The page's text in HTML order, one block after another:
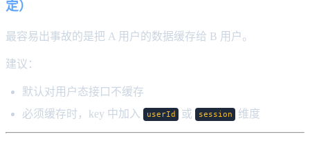
定）
最容易出事故的是把 A 用户的数据缓存给 B 用户。
建议：
默认对用户态接口不缓存
必须缓存时，key 中加入
userId 或 session 维度